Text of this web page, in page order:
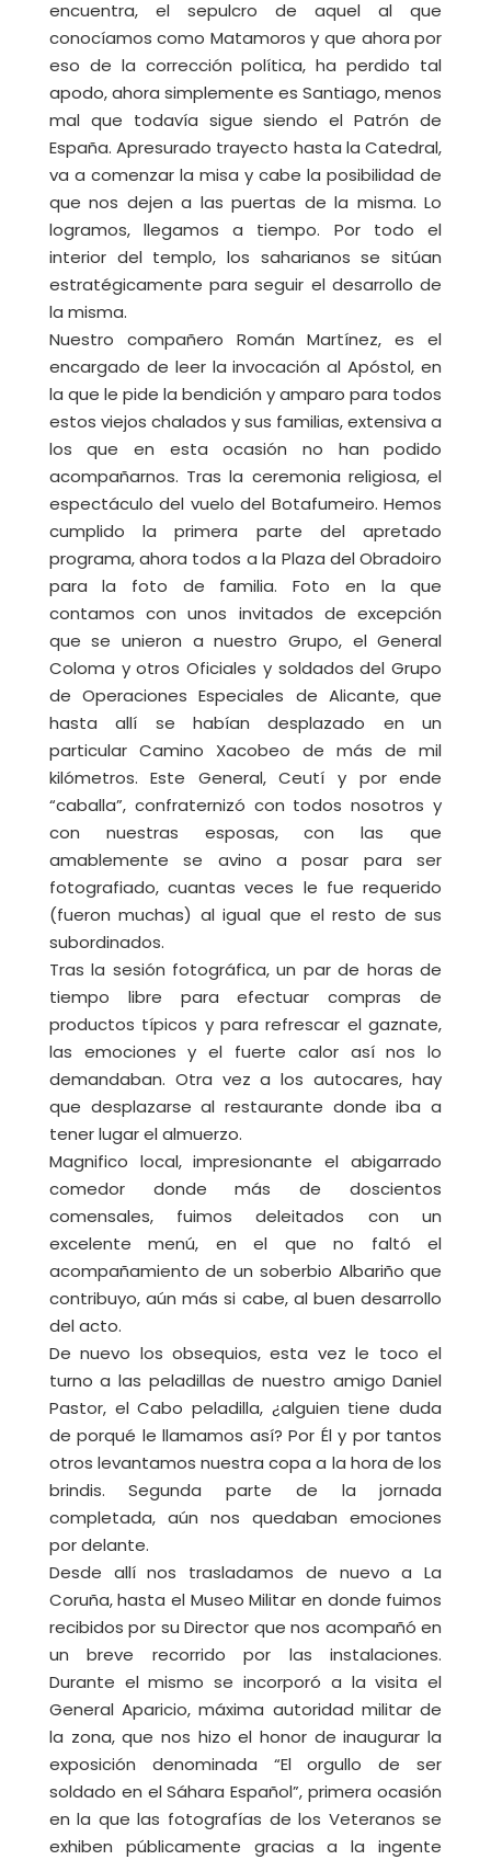
encuentra, el sepulcro de aquel al que
conocíamos como Matamoros y que ahora por
eso de la corrección política, ha perdido tal
apodo, ahora simplemente es Santiago, menos
mal que todavía sigue siendo el Patrón de
España. Apresurado trayecto hasta la Catedral,
va a comenzar la misa y cabe la posibilidad de
que nos dejen a las puertas de la misma. Lo
logramos, llegamos a tiempo. Por todo el
interior del templo, los saharianos se sitúan
estratégicamente para seguir el desarrollo de
la misma.
Nuestro compañero Román Martínez, es el
encargado de leer la invocación al Apóstol, en
la que le pide la bendición y amparo para todos
estos viejos chalados y sus familias, extensiva a
los que en esta ocasión no han podido
acompañarnos. Tras la ceremonia religiosa, el
espectáculo del vuelo del Botafumeiro. Hemos
cumplido la primera parte del apretado
programa, ahora todos a la Plaza del Obradoiro
para la foto de familia. Foto en la que
contamos con unos invitados de excepción
que se unieron a nuestro Grupo, el General
Coloma y otros Oficiales y soldados del Grupo
de Operaciones Especiales de Alicante, que
hasta allí se habían desplazado en un
particular Camino Xacobeo de más de mil
kilómetros. Este General, Ceutí y por ende
“caballa”, confraternizó con todos nosotros y
con nuestras esposas, con las que
amablemente se avino a posar para ser
fotografiado, cuantas veces le fue requerido
(fueron muchas) al igual que el resto de sus
subordinados.
Tras la sesión fotográfica, un par de horas de
tiempo libre para efectuar compras de
productos típicos y para refrescar el gaznate,
las emociones y el fuerte calor así nos lo
demandaban. Otra vez a los autocares, hay
que desplazarse al restaurante donde iba a
tener lugar el almuerzo.
Magnifico local, impresionante el abigarrado
comedor donde más de doscientos
comensales, fuimos deleitados con un
excelente menú, en el que no faltó el
acompañamiento de un soberbio Albariño que
contribuyo, aún más si cabe, al buen desarrollo
del acto.
De nuevo los obsequios, esta vez le toco el
turno a las peladillas de nuestro amigo Daniel
Pastor, el Cabo peladilla, ¿alguien tiene duda
de porqué le llamamos así? Por Él y por tantos
otros levantamos nuestra copa a la hora de los
brindis. Segunda parte de la jornada
completada, aún nos quedaban emociones
por delante.
Desde allí nos trasladamos de nuevo a La
Coruña, hasta el Museo Militar en donde fuimos
recibidos por su Director que nos acompañó en
un breve recorrido por las instalaciones.
Durante el mismo se incorporó a la visita el
General Aparicio, máxima autoridad militar de
la zona, que nos hizo el honor de inaugurar la
exposición denominada “El orgullo de ser
soldado en el Sáhara Español”, primera ocasión
en la que las fotografías de los Veteranos se
exhiben públicamente gracias a la ingente